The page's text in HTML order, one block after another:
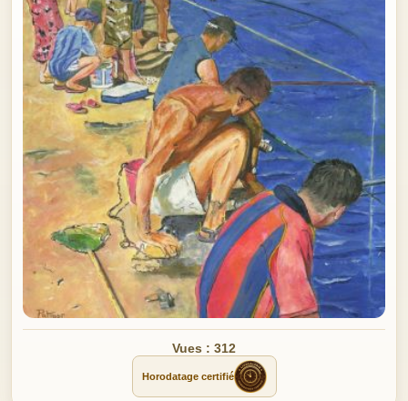
Vues : 312
Horodatage certifié